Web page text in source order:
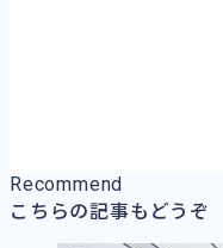
Recommend
こちらの記事もどうぞ